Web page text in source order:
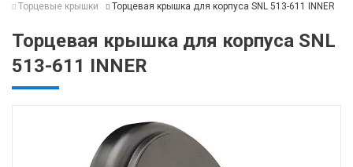
Торцевые крышки
Торцевая крышка для корпуса SNL 513-611 INNER
Торцевая крышка для корпуса SNL
513-611 INNER